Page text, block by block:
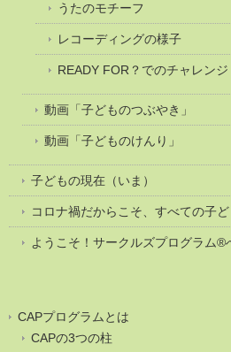
うたのモチーフ
レコーディングの様子
READY FOR？でのチャレンジ
動画「子どものつぶやき」
動画「子どものけんり」
子どもの現在（いま）
コロナ禍だからこそ、すべての子ど
ようこそ！サークルズプログラム®
CAPプログラムとは
CAPの3つの柱